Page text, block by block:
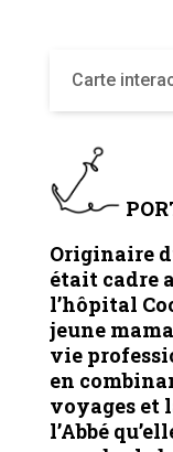
Carte
Originaire
était cadre
l’hôpital
jeune
vie
en
voyages et
l’Abbé